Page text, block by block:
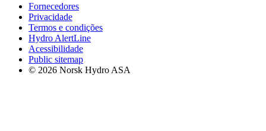
Fornecedores
Privacidade
Termos e condições
Hydro AlertLine
Acessibilidade
Public sitemap
© 2026 Norsk Hydro ASA